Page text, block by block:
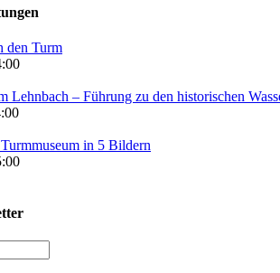
den Turm
Lehnbach – Führung zu den historischen
in 5 Bildern